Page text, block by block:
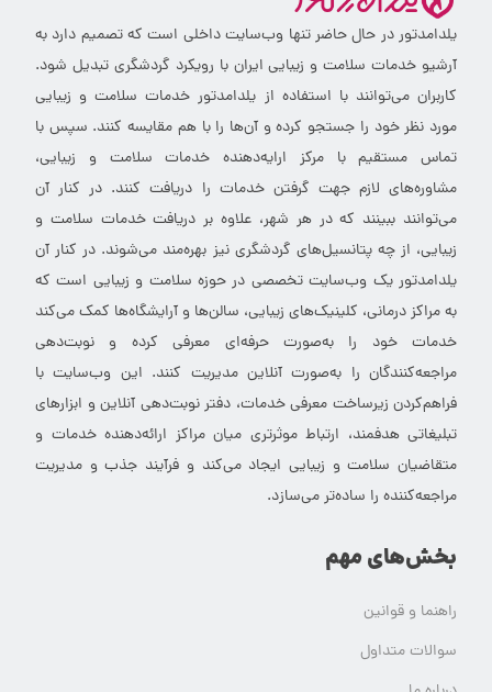
یلدامدتور در حال حاضر تنها وب‌سایت داخلی است که تصمیم دارد به
آرشیو خدمات سلامت و زیبایی ایران با رویکرد گردشگری تبدیل شود.
کاربران می‌توانند با استفاده از یلدامدتور خدمات سلامت و زیبایی
مورد نظر خود را جستجو کرده و آن‌ها را با هم مقایسه کنند. سپس با
تماس مستقیم با مرکز ارایه‌دهنده خدمات سلامت و زیبایی،
مشاوره‌های لازم جهت گرفتن خدمات را دریافت کنند. در کنار آن
می‌توانند ببینند که در هر شهر، علاوه بر دریافت خدمات سلامت و
زیبایی، از چه پتانسیل‌های گردشگری نیز بهره‌مند می‌شوند. در کنار آن
یلدامدتور یک وب‌سایت تخصصی در حوزه سلامت و زیبایی است که
به مراکز درمانی، کلینیک‌های زیبایی، سالن‌ها و آرایشگاه‌ها کمک می‌کند
خدمات خود را به‌صورت حرفه‌ای معرفی کرده و نوبت‌دهی
مراجعه‌کنندگان را به‌صورت آنلاین مدیریت کنند. این وب‌سایت با
فراهم‌کردن زیرساخت معرفی خدمات، دفتر نوبت‌دهی آنلاین و ابزارهای
تبلیغاتی هدفمند، ارتباط موثرتری میان مراکز ارائه‌دهنده خدمات و
متقاضیان سلامت و زیبایی ایجاد می‌کند و فرآیند جذب و مدیریت
مراجعه‌کننده را ساده‌تر می‌سازد.
بخش‌های مهم
راهنما و قوانین
سوالات متداول